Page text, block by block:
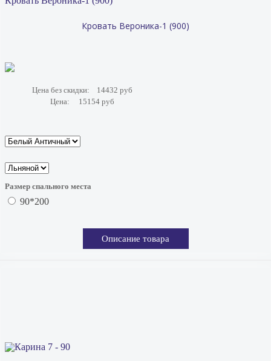
Кровать Вероника-1 (900)
Цена без скидки:
14432 руб
Цена:
15154 руб
Размер спального места
90*200
Описание товара